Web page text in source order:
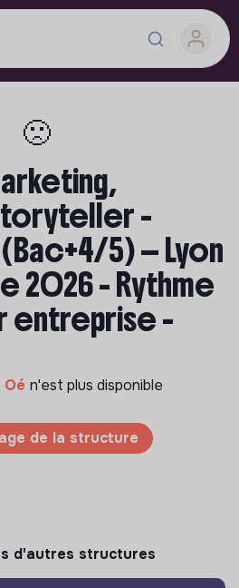
🙁
-
5) — Lyon
2026 - Rythme
entreprise -
Oé n'est plus disponible
de la structure
d'autres structures